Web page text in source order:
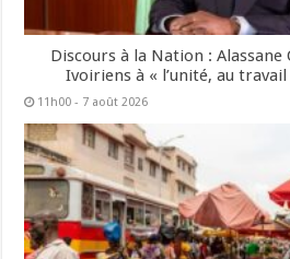
Discours à la Nation :
Ivoiriens à « l’unité, au
11h00 - 7 août 2026